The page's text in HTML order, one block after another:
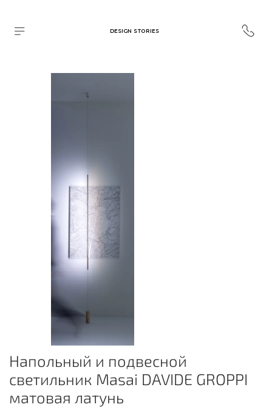
DESIGN STORIES
Напольный и подвесной
светильник Masai DAVIDE GROPPI
матовая латунь